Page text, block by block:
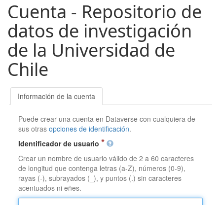
Cuenta - Repositorio de
datos de investigación
de la Universidad de
Chile
Información de la cuenta
Puede crear una cuenta en Dataverse con cualquiera de
sus otrasopciones de identificación.
Identificador de usuario
Crear un nombre de usuario válido de 2 a 60 caracteres
de longitud que contenga letras (a-Z), números (0-9),
rayas (-), subrayados (_), y puntos (.) sin caracteres
acentuados ni eñes.